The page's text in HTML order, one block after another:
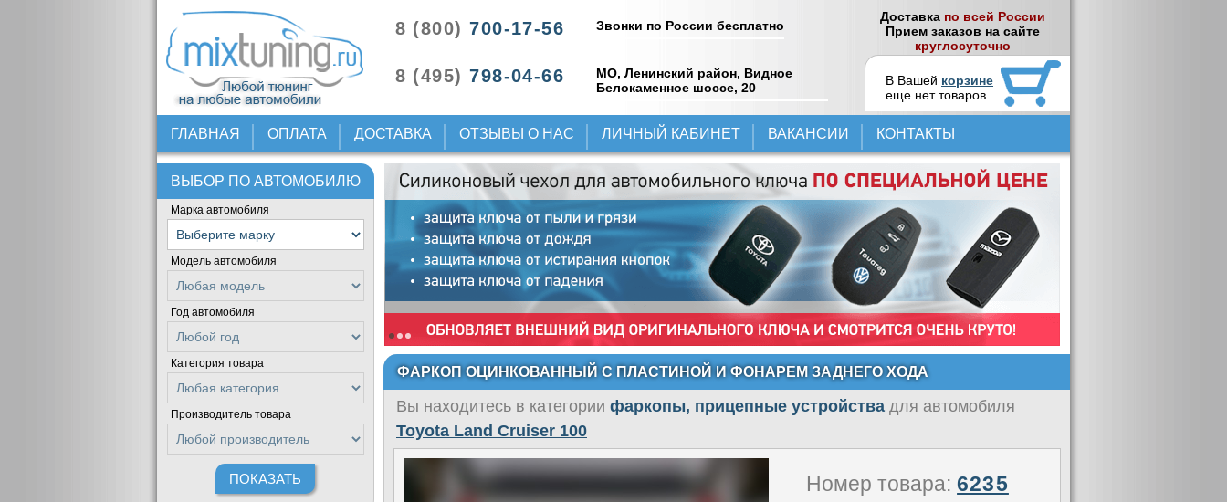
8 (800) 700-17-56
8 (495) 798-04-66
Звонки по России бесплатно
МО, Ленинский район, Видное
Белокаменное шоссе, 20
Доставка по всей России
Прием заказов на сайте
круглосуточно
В Вашей корзине
еще нет товаров
ГЛАВНАЯ ОПЛАТА ДОСТАВКА ОТЗЫВЫ О НАС ЛИЧНЫЙ КАБИНЕТ ВАКАНСИИ КОНТАКТЫ
ВЫБОР ПО АВТОМОБИЛЮ
Марка автомобиля
Модель автомобиля
Год автомобиля
Категория товара
Производитель товара
ФАРКОП ОЦИНКОВАННЫЙ С ПЛАСТИНОЙ И ФОНАРЕМ ЗАДНЕГО ХОДА
Вы находитесь в категории фаркопы, прицепные устройства для автомобиля
Toyota Land Cruiser 100
Номер товара:6235